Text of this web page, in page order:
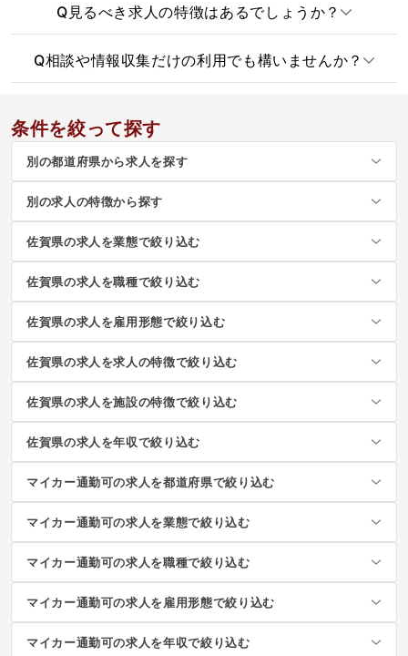
Q 見るべき求人の特徴はあるでしょうか？
Q相談や情報収集だけの利用でも構いませんか？
条件を絞って探す
別の都道府県から求人を探す
別の求人の特徴から探す
佐賀県の求人を業態で絞り込む
佐賀県の求人を職種で絞り込む
佐賀県の求人を雇用形態で絞り込む
佐賀県の求人を求人の特徴で絞り込む
佐賀県の求人を施設の特徴で絞り込む
佐賀県の求人を年収で絞り込む
マイカー通勤可の求人を都道府県で絞り込む
マイカー通勤可の求人を業態で絞り込む
マイカー通勤可の求人を職種で絞り込む
マイカー通勤可の求人を雇用形態で絞り込む
マイカー通勤可の求人を年収で絞り込む